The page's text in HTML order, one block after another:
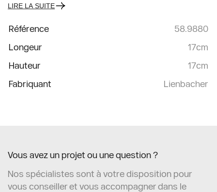
LIRE LA SUITE
Référence
58.9880
Longeur
17cm
Hauteur
17cm
Fabriquant
Lienbacher
Vous avez un projet ou une question ?
Nos spécialistes sont à votre disposition pour
vous conseiller et vous accompagner dans le